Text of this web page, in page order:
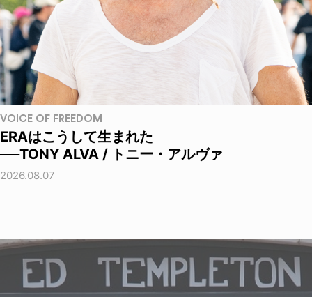
VOICE OF FREEDOM
ERAはこうして生まれた
──TONY ALVA / トニー・アルヴァ
2026.08.07